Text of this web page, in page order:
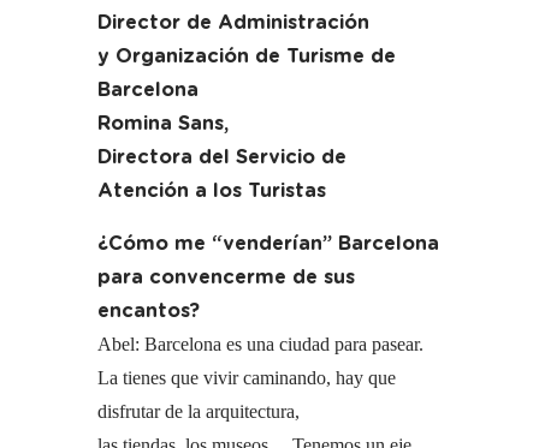
Director de Administración
y Organización de Turisme de
Barcelona
Romina Sans,
Directora del Servicio de
Atención a los Turistas
¿Cómo me “venderían” Barcelona
para convencerme de sus
encantos?
Abel: Barcelona es una ciudad para pasear.
La tienes que vivir caminando, hay que
disfrutar de la arquitectura,